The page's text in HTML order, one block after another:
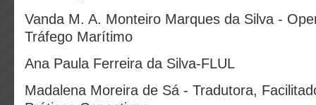
Vanda M. A. Monteiro Marques da Silva -
Tráfego Marítimo
Ana Paula Ferreira da Silva-FLUL
Madalena Moreira de Sá - Tradutora,